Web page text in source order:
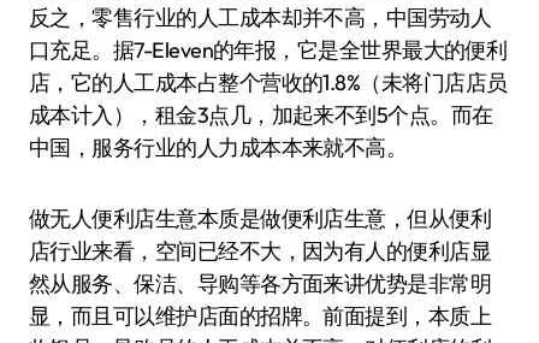
反之，零售行业的人工成本却并不高，中国劳动人
口充足。据7-Eleven的年报，它是全世界最大的便利
店，它的人工成本占整个营收的1.8%（未将门店店员
成本计入），租金3点几，加起来不到5个点。而在
中国，服务行业的人力成本本来就不高。
做无人便利店生意本质是做便利店生意，但从便利
店行业来看，空间已经不大，因为有人的便利店显
然从服务、保洁、导购等各方面来讲优势是非常明
显，而且可以维护店面的招牌。前面提到，本质上